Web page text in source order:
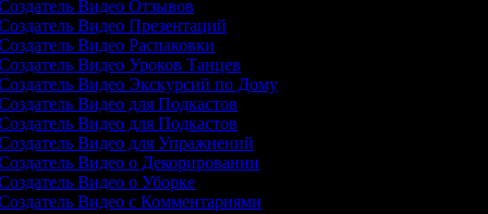
Видео Отзывов
Видео Презентаций
Видео Распаковки
Видео Уроков Танцев
Видео Экскурсий по Дому
Видео для Подкастов
Видео для Подкастов
Видео для Упражнений
Видео о Декорировании
Видео о Уборке
Видео с Комментариями